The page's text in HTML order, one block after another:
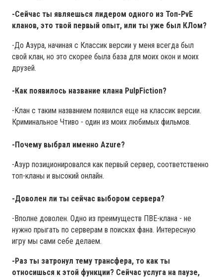
-Сейчас ты являешься лидером одного из Топ-PvE
кланов, это твой первый опыт, или ты уже был КЛом?
-До Азура, начиная с Классик версии у меня всегда был
свой клан, но это скорее была база для моих окон и моих
друзей.
-Как появилось название клана PulpFiction?
-Клан с таким названием появился еще на классик версии.
Криминальное Чтиво - один из моих любимых фильмов.
-Почему выбрал именно Azure?
-Азур позиционировался как первый сервер, соответственно
топ-кланы и высокий онлайн.
-Доволен ли ты сейчас выбором сервера?
-Вполне доволен. Одно из преимуществ ПВЕ-клана - не
нужно прыгать по серверам в поисках фана. Интересную
игру мы сами себе делаем.
-Раз ты затронул тему трансфера, то как ты
относишься к этой функции? Сейчас услуга на паузе,